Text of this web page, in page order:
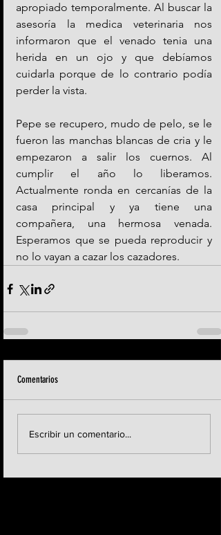
apropiado temporalmente. Al buscar la
asesoría la medica veterinaria nos
informaron que el venado tenia una
herida en un ojo y que debíamos
cuidarla porque de lo contrario podía
perder la vista.
Pepe se recupero, mudo de pelo, se le
fueron las manchas blancas de cria y le
empezaron a salir los cuernos. Al
cumplir el año lo liberamos.
Actualmente ronda en cercanías de la
casa principal y ya tiene una
compañera, una hermosa venada.
Esperamos que se pueda reproducir y
no lo vayan a cazar los cazadores.
Comentarios
Escribir un comentario...